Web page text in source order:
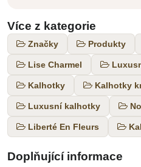
Více z kategorie
Značky Produkty
Lise Charmel
Kalhotky Kalhotky
Luxusní kalhotky
Liberté En Fleurs
Doplňující informace